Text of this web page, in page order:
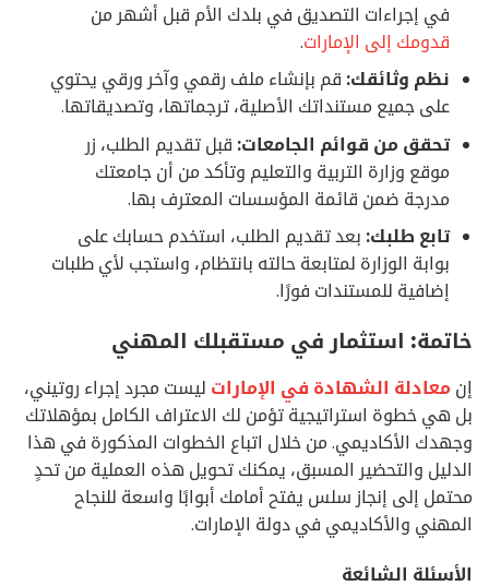
في إجراءات التصديق في بلدك الأم قبل أشهر من
قدومك إلى الإمارات.
نظم وثائقك:قم بإنشاء ملف رقمي وآخر ورقي يحتوي
على جميع مستنداتك الأصلية، ترجماتها، وتصديقاتها.
تحقق من قوائم الجامعات:قبل تقديم الطلب، زر
موقع وزارة التربية والتعليم وتأكد من أن جامعتك
مدرجة ضمن قائمة المؤسسات المعترف بها.
تابع طلبك:بعد تقديم الطلب، استخدم حسابك على
بوابة الوزارة لمتابعة حالته بانتظام، واستجب لأي طلبات
إضافية للمستندات فورًا.
خاتمة: استثمار في مستقبلك المهني
إنمعادلة الشهادة في الإماراتليست مجرد إجراء روتيني،
بل هي خطوة استراتيجية تؤمن لك الاعتراف الكامل بمؤهلاتك
وجهدك الأكاديمي. من خلال اتباع الخطوات المذكورة في هذا
الدليل والتحضير المسبق، يمكنك تحويل هذه العملية من تحدٍ
محتمل إلى إنجاز سلس يفتح أمامك أبوابًا واسعة للنجاح
المهني والأكاديمي في دولة الإمارات.
الأسئلة الشائعة